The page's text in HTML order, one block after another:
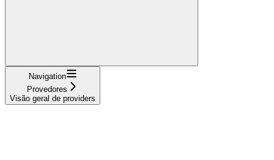
Navigation
Provedores
Visão geral de providers